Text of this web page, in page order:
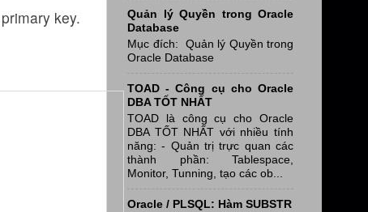
key.
Quản lý Quyền trong Oracle
Database
Mục đích: Quản lý Quyền trong
Oracle Database
TOAD - Công cụ cho Oracle
DBA TỐT NHẤT
TOAD là công cụ cho Oracle
DBA TỐT NHẤT với nhiều tính
năng: - Quản trị trực quan các
thành phần: Tablespace,
Monitor, Tunning, tạo các ob...
Oracle / PLSQL: Hàm SUBSTR